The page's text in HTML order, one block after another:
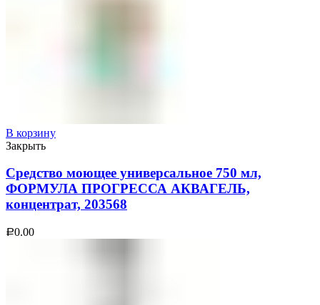
В корзину
Закрыть
Средство моющее универсальное 750 мл,
ФОРМУЛА ПРОГРЕССА АКВАГЕЛЬ,
концентрат, 203568
Р0.00